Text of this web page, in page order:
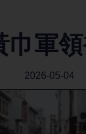
巾軍
2026-05-04